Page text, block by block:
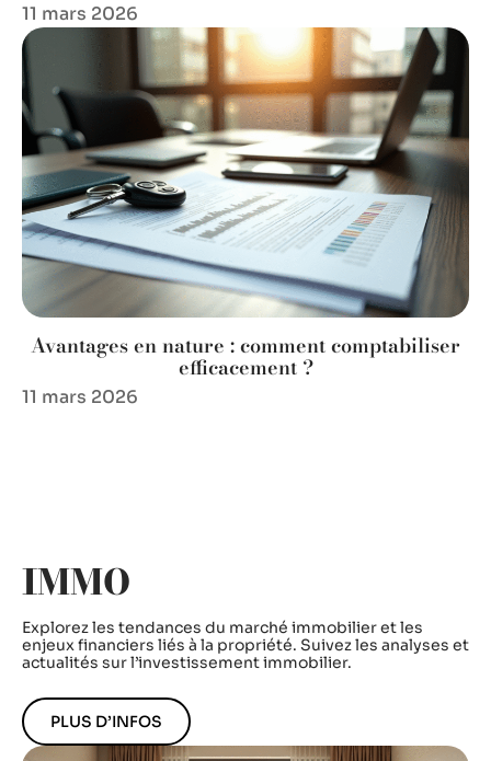
11 mars 2026
Avantages en nature : comment comptabiliser
efficacement ?
11 mars 2026
IMMO
Explorez les tendances du marché immobilier et les
enjeux financiers liés à la propriété. Suivez les analyses et
actualités sur l’investissement immobilier.
PLUS D’INFOS